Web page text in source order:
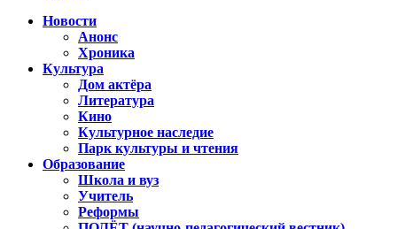
Новости
Анонс
Хроника
Культура
Дом актёра
Литература
Кино
Культурное наследие
Парк культуры и чтения
Образование
Школа и вуз
Учитель
Реформы